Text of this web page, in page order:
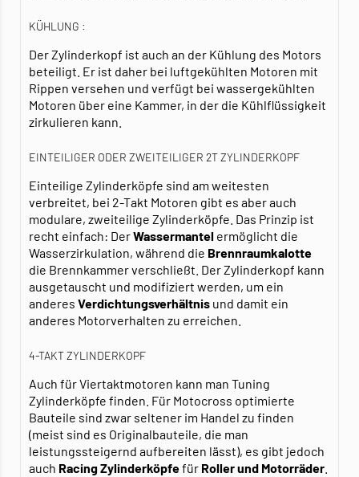
KÜHLUNG :
Der Zylinderkopf ist auch an der Kühlung des Motors
beteiligt. Er ist daher bei luftgekühlten Motoren mit
Rippen versehen und verfügt bei wassergekühlten
Motoren über eine Kammer, in der die Kühlflüssigkeit
zirkulieren kann.
EINTEILIGER ODER ZWEITEILIGER 2T ZYLINDERKOPF
Einteilige Zylinderköpfe sind am weitesten
verbreitet, bei 2-Takt Motoren gibt es aber auch
modulare, zweiteilige Zylinderköpfe. Das Prinzip ist
recht einfach: DerWassermantel ermöglicht die
Wasserzirkulation, während die Brennraumkalotte
die Brennkammer verschließt. Der Zylinderkopf kann
ausgetauscht und modifiziert werden, um ein
anderes Verdichtungsverhältnis und damit ein
anderes Motorverhalten zu erreichen.
4-TAKT ZYLINDERKOPF
Auch für Viertaktmotoren kann man Tuning
Zylinderköpfe finden. Für Motocross optimierte
Bauteile sind zwar seltener im Handel zu finden
(meist sind es Originalbauteile, die man
leistungssteigernd aufbereiten lässt), es gibt jedoch
auch Racing Zylinderköpfefür Roller und Motorräder